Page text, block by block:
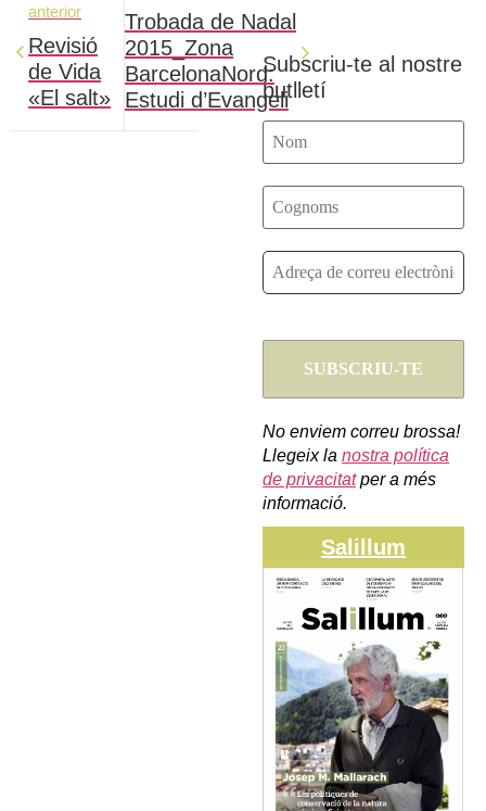
anterior
Revisió
de Vida
«El salt»
Trobada de Nadal
2015_Zona
BarcelonaNord:
Estudi d’Evangeli
Subscriu-te al nostre
butlletí
No enviem correu brossa!
Llegeix lanostra política
de privacitatper a més
informació.
Salillum